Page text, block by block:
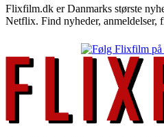
Flixfilm.dk er Danmarks største
Netflix. Find nyheder, anmeldelser,